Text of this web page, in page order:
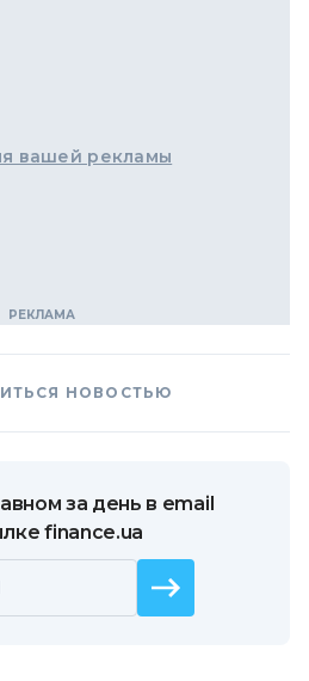
вашей рекламы
НОВОСТЬЮ
за день в email
finance.ua